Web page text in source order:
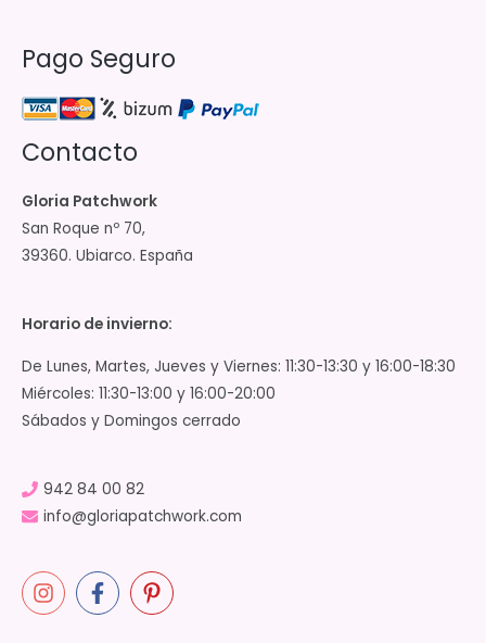
Pago Seguro
Contacto
Gloria Patchwork
San Roque nº 70,
39360. Ubiarco. España
Horario de invierno:
De Lunes, Martes, Jueves y Viernes: 11:30-13:30 y 16:00-18:30
Miércoles: 11:30-13:00 y 16:00-20:00
Sábados y Domingos cerrado
942 84 00 82
info@gloriapatchwork.com